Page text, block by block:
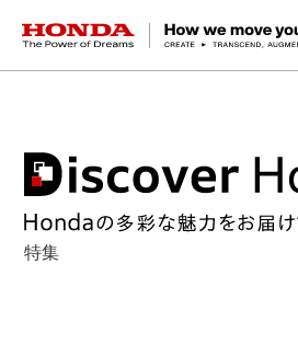
HONDA The Power of Dreams
特集